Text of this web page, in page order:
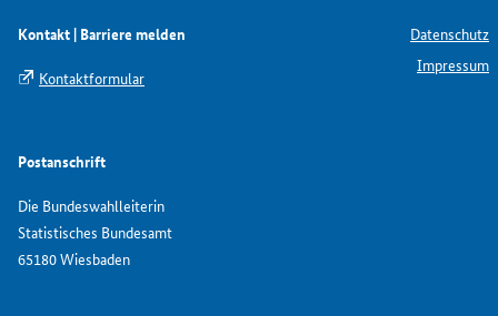
Kontakt | Barriere melden
Kontaktformular
Postanschrift
Die Bundeswahlleiterin
Statistisches Bundesamt
65180 Wiesbaden
Datenschutz
Impressum